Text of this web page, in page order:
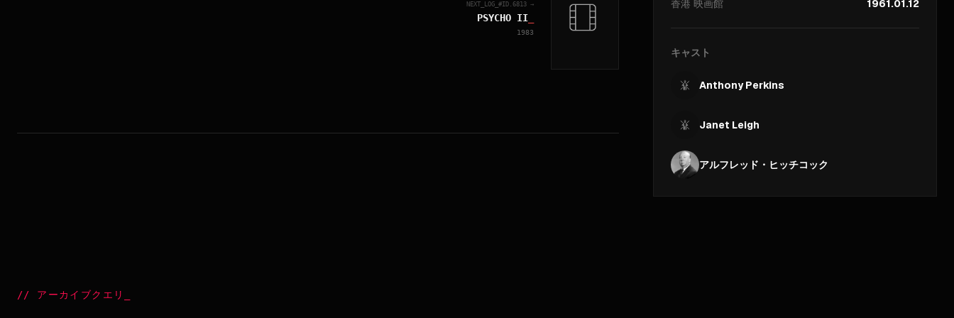
NEXT_LOG_#ID. 6813 →
PSYCHO II
1983
香港 映画館 1961.01.12
キャスト
Anthony Perkins
Janet Leigh
アルフレッド・ヒッチコック
// アーカイブクエリ